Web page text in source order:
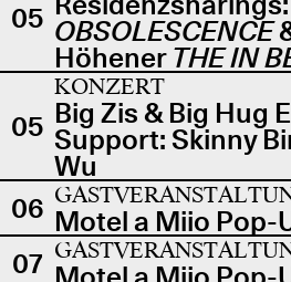
05 OBSOLESCENCE
Höhener THE IN
05
KONZERT
Big Zis & Big Hug
Support: Skinny
Wu
06 Motel a Miio Pop-
07